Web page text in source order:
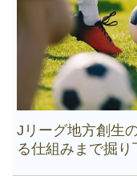
Jリーグ地方創生
る仕組みまで掘り